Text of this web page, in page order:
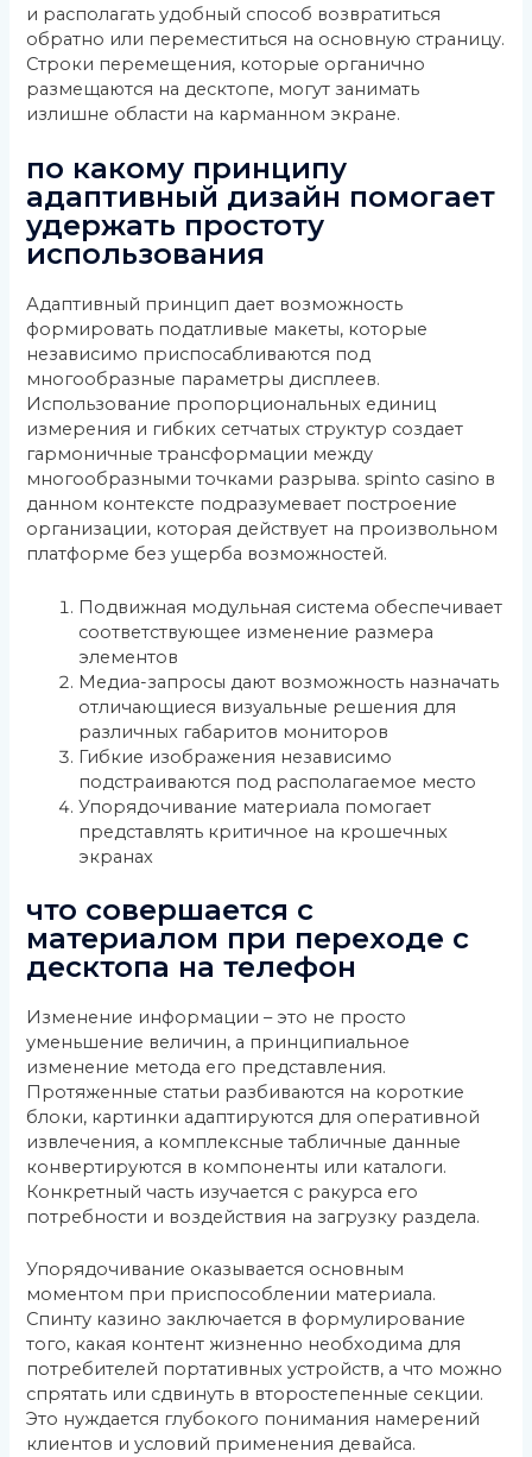
и располагать удобный способ возвратиться
обратно или переместиться на основную страницу.
Строки перемещения, которые органично
размещаются на десктопе, могут занимать
излишне области на карманном экране.
по какому принципу
адаптивный дизайн помогает
удержать простоту
использования
Адаптивный принцип дает возможность
формировать податливые макеты, которые
независимо приспосабливаются под
многообразные параметры дисплеев.
Использование пропорциональных единиц
измерения и гибких сетчатых структур создает
гармоничные трансформации между
многообразными точками разрыва. spinto casino в
данном контексте подразумевает построение
организации, которая действует на произвольном
платформе без ущерба возможностей.
Подвижная модульная система обеспечивает
соответствующее изменение размера
элементов
Медиа-запросы дают возможность назначать
отличающиеся визуальные решения для
различных габаритов мониторов
Гибкие изображения независимо
подстраиваются под располагаемое место
Упорядочивание материала помогает
представлять критичное на крошечных
экранах
что совершается с
материалом при переходе с
десктопа на телефон
Изменение информации – это не просто
уменьшение величин, а принципиальное
изменение метода его представления.
Протяженные статьи разбиваются на короткие
блоки, картинки адаптируются для оперативной
извлечения, а комплексные табличные данные
конвертируются в компоненты или каталоги.
Конкретный часть изучается с ракурса его
потребности и воздействия на загрузку раздела.
Упорядочивание оказывается основным
моментом при приспособлении материала.
Спинту казино заключается в формулирование
того, какая контент жизненно необходима для
потребителей портативных устройств, а что можно
спрятать или сдвинуть в второстепенные секции.
Это нуждается глубокого понимания намерений
клиентов и условий применения девайса.